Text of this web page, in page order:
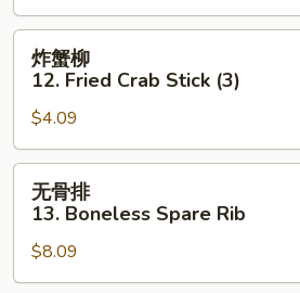
Dumpling
(6)
12.
Fried
Crab
Stick
(3)
炸蟹柳
12. Fried Crab Stick (3)
$4.09
13.
Boneless
无骨排
13. Boneless Spare Rib
$8.09